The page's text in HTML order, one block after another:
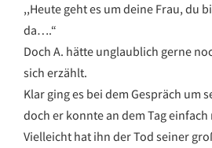
,,Heute geht es um deine Frau, du
da….“
Doch A. hätte unglaublich gerne
sich erzählt.
Klar ging es bei dem Gespräch um
doch er konnte an dem Tag
Vielleicht hat ihn der Tod seiner